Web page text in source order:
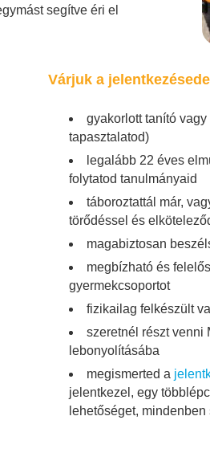
segítve éri el
Várjuk a
gyakorlott tanító
tapasztalatod)
legalább 22 éves
folytatod tanulmányaid
táboroztattál már,
törődéssel és
magabiztosan
megbízható és
gyermekcsoportot
fizikailag felkészült
szeretnél részt venni
lebonyolításába
megismerted a
jelentkezel, egy
lehetőséget,